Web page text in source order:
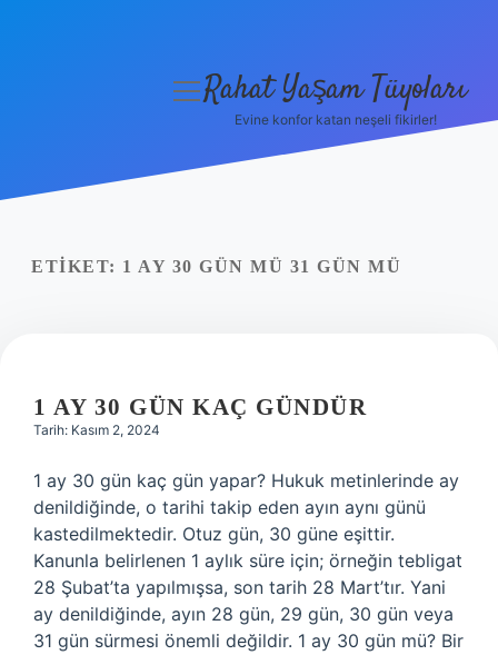
Yasal Uyarı
menüyü
Rahat Yaşam Tüyoları
Evine konfor katan neşeli fikirler!
ETIKET: 1 AY 30 GÜN MÜ 31 GÜN MÜ
1 AY 30 GÜN KAÇ GÜNDÜR
Tarih: Kasım 2, 2024
1 ay 30 gün kaç gün yapar? Hukuk metinlerinde ay
denildiğinde, o tarihi takip eden ayın aynı günü
kastedilmektedir. Otuz gün, 30 güne eşittir.
Kanunla belirlenen 1 aylık süre için; örneğin tebligat
28 Şubat’ta yapılmışsa, son tarih 28 Mart’tır. Yani
ay denildiğinde, ayın 28 gün, 29 gün, 30 gün veya
31 gün sürmesi önemli değildir. 1 ay 30 gün mü? Bir